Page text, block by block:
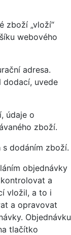
zboží „vloží“
webového
adresa.
dodací, uvede
údaje o
zboží.
dodáním zboží.
objednávky
a
vložil, a to i
a opravovat
Objednávku
tlačítko